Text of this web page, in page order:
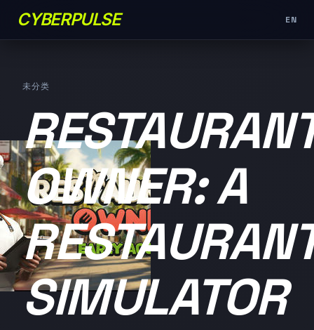
CYBERPULSE EN
未分类
OWNER: A
SIMULATOR